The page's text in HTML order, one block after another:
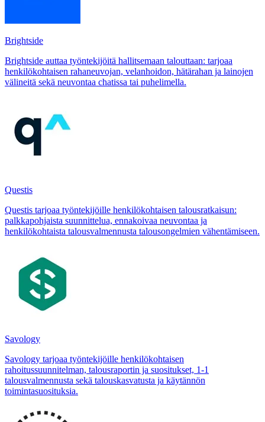
Brightside
Brightside auttaa työntekijöitä hallitsemaan talouttaan: tarjoaa
henkilökohtaisen rahaneuvojan, velanhoidon, hätärahan ja lainojen
välineitä sekä neuvontaa chatissa tai puhelimella.
Questis
Questis tarjoaa työntekijöille henkilökohtaisen talousratkaisun:
palkkapohjaista suunnittelua, ennakoivaa neuvontaa ja
henkilökohtaista talousvalmennusta talousongelmien vähentämiseen.
Savology
Savology tarjoaa työntekijöille henkilökohtaisen
rahoitussuunnitelman, talousraportin ja suositukset, 1‑1
talousvalmennusta sekä talouskasvatusta ja käytännön
toimintasuosituksia.